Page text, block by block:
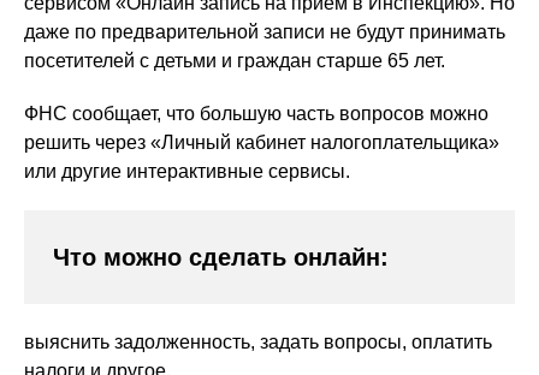
даже по предварительной записи не будут принимать
посетителей с детьми и граждан старше 65 лет.
ФНС сообщает, что большую часть вопросов можно
решить через «Личный кабинет налогоплательщика»
или другие интерактивные сервисы.
Что можно сделать онлайн:
выяснить задолженность, задать вопросы, оплатить
налоги и другое.